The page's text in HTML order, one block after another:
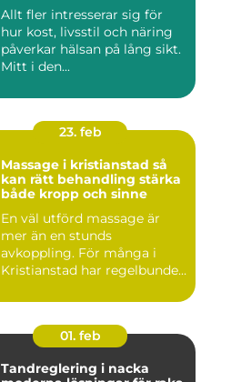
Allt fler intresserar sig för
hur kost, livsstil och näring
påverkar hälsan på lång sikt.
Mitt i den...
23. feb
Massage i kristianstad så
kan rätt behandling stärka
både kropp och sinne
En väl utförd massage är
mer än en stunds
avkoppling. För många i
Kristianstad har regelbunden
01. feb
Tandreglering i nacka